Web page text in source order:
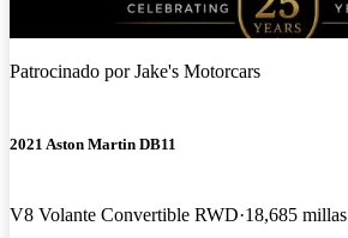
Patrocinado porJake's Motorcars
2021 Aston Martin DB11
V8 Volante Convertible RWD 18,685 millas